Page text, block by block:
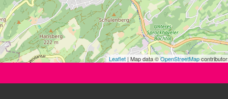
Leaflet | Map data ©OpenStreetMap